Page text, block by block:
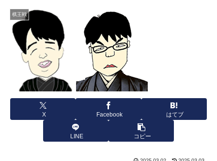
棋王戦
X Facebook はてブ
LINE コピー